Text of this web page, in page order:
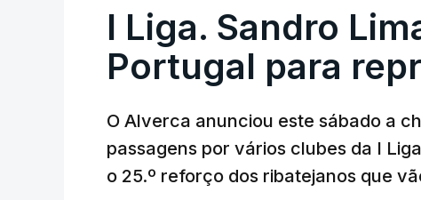
I Liga. Sandro
Portugal para
O Alverca anunciou este sábado a
passagens por vários clubes da I
o 25.º reforço dos ribatejanos que